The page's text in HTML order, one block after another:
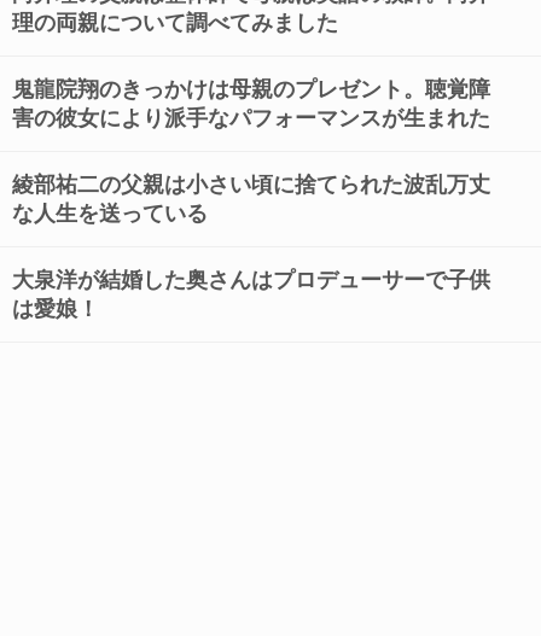
理の両親について調べてみました
鬼龍院翔のきっかけは母親のプレゼント。聴覚障
害の彼女により派手なパフォーマンスが生まれた
綾部祐二の父親は小さい頃に捨てられた波乱万丈
な人生を送っている
大泉洋が結婚した奥さんはプロデューサーで子供
は愛娘！